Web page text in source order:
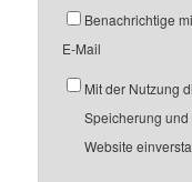
Benachrichtige
E-Mail
Mit der Nutzung
Speicherung
Website